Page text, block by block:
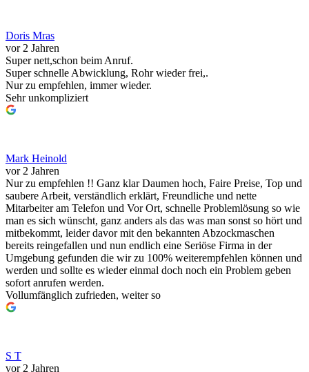
Doris Mras
vor 2 Jahren
Super nett,schon beim Anruf.
Super schnelle Abwicklung, Rohr wieder frei,.
Nur zu empfehlen, immer wieder.
Sehr unkompliziert
Mark Heinold
vor 2 Jahren
Nur zu empfehlen !! Ganz klar Daumen hoch, Faire Preise, Top und
saubere Arbeit, verständlich erklärt, Freundliche und nette
Mitarbeiter am Telefon und Vor Ort, schnelle Problemlösung so wie
man es sich wünscht, ganz anders als das was man sonst so hört und
mitbekommt, leider davor mit den bekannten Abzockmaschen
bereits reingefallen und nun endlich eine Seriöse Firma in der
Umgebung gefunden die wir zu 100% weiterempfehlen können und
werden und sollte es wieder einmal doch noch ein Problem geben
sofort anrufen werden.
Vollumfänglich zufrieden, weiter so
S T
vor 2 Jahren